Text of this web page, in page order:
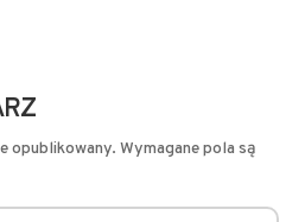
opublikowany. Wymagane pola są